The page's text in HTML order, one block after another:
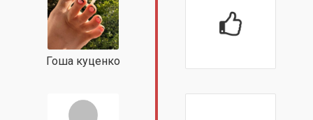
Гоша куценко